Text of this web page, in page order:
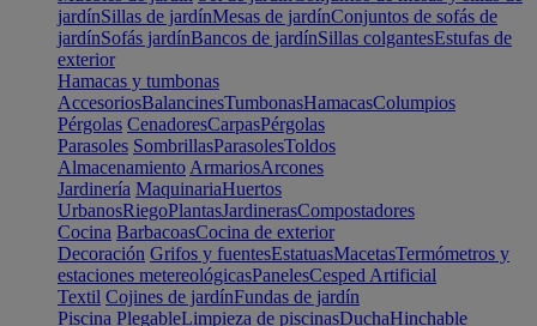
jardínSillas de jardínMesas de jardínConjuntos de sofás de
jardínSofás jardínBancos de jardínSillas colgantesEstufas de
exterior
Hamacas y tumbonas
AccesoriosBalancinesTumbonasHamacasColumpios
Pérgolas CenadoresCarpasPérgolas
Parasoles SombrillasParasolesToldos
Almacenamiento ArmariosArcones
Jardinería MaquinariaHuertos
UrbanosRiegoPlantasJardinerasCompostadores
Cocina BarbacoasCocina de exterior
Decoración Grifos y fuentesEstatuasMacetasTermómetros y
estaciones metereológicasPanelesCesped Artificial
Textil Cojines de jardínFundas de jardín
Piscina PlegableLimpieza de piscinasDuchaHinchable